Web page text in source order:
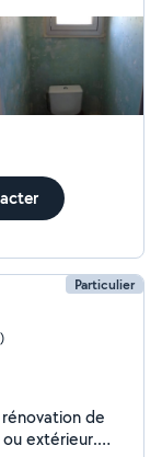
moins
Particulier
de
extérieur.